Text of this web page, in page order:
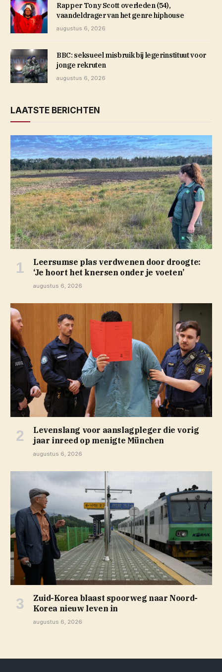
Rapper Tony Scott overleden (54),
vaandeldrager van het genre hiphouse
augustus 6, 2026
BBC: seksueel misbruik bij legerinstituut voor
jonge rekruten
augustus 6, 2026
LAATSTE BERICHTEN
Leersumse plas verdwenen door droogte:
‘Je hoort het knersen onder je voeten’
augustus 6, 2026
Levenslang voor aanslagpleger die vorig
jaar inreed op menigte München
augustus 6, 2026
Zuid-Korea blaast spoorweg naar Noord-
Korea nieuw leven in
augustus 6, 2026